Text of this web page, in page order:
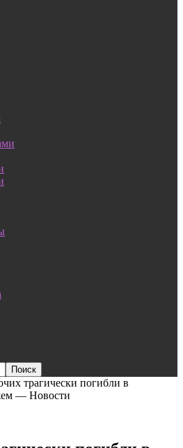
трагически погибли в
— Новости